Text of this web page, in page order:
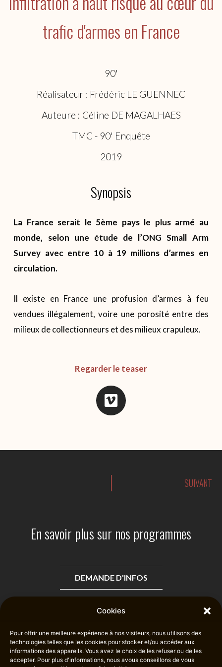
Cookies
Pour offrir une meilleure expérience à nos visiteurs, nous utilisons des
technologies telles que les cookies pour stocker et/ou accéder aux
informations des appareils. Vous avez le choix de les refuser ou de les
accepter. Pour plus d'informations, nous avous conseillons de vous
trafic d'armes en France
90'
Réalisateur : Frédéric LE GUENNEC
Auteure : Céline DE MAGALHAES
TMC - 90' Enquête
2019
Synopsis
La France serait le 5ème pays le plus armé au
monde, selon une étude de l’ONG Small Arm
Survey avec entre 10 à 19 millions d’armes en
circulation.
Il existe en France une profusion d’armes à feu
vendues illégalement, voire une porosité entre des
milieux de collectionneurs et des milieux crapuleux.
Regarder le teaser
V
i
o
SUIVANT
En savoir plus sur nos programmes
DEMANDE D'INFOS
Mentions légales Politique de confidentialité